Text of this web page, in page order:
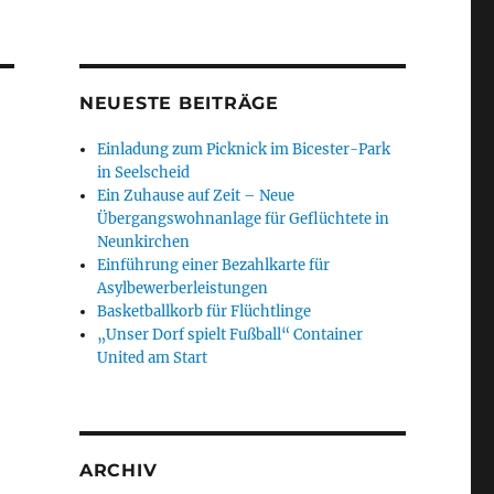
NEUESTE BEITRÄGE
Einladung zum Picknick im Bicester-Park
in Seelscheid
Ein Zuhause auf Zeit – Neue
Übergangswohnanlage für Geflüchtete in
Neunkirchen
Einführung einer Bezahlkarte für
Asylbewerberleistungen
Basketballkorb für Flüchtlinge
„Unser Dorf spielt Fußball“ Container
United am Start
ARCHIV